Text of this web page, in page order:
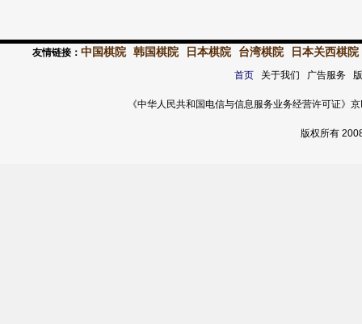
友情链接： 中国棋院 韩国棋院 日本棋院 台湾棋院 日本关西棋院
首页关于我们 广告服务
《中华人民共和国电信与信息服务业务经营许可证
版权所有